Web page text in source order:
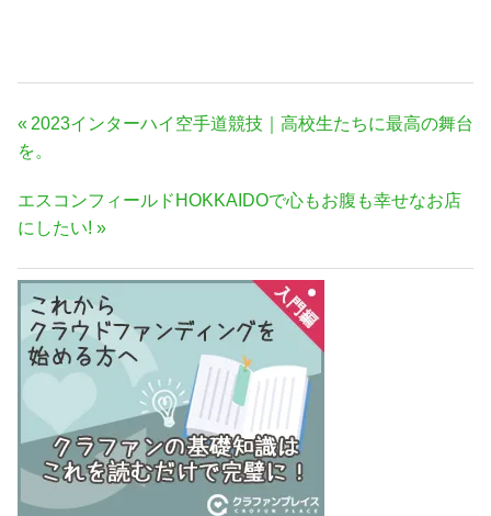
投
稿
ビ
ゲ
ー
シ
ョ
ン
前
の
事:
2023インターハイ空手道競技｜高校生たちに最高の舞台
を。
次
の
事:
エスコンフィールドHOKKAIDOで心もお腹も幸せなお店
にしたい!